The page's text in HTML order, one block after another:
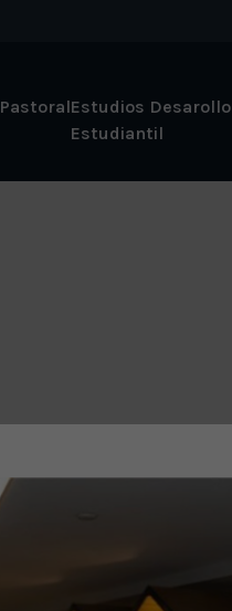
PastoralEstudios Desarollo
Estudiantil